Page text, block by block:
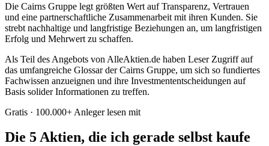
Die Cairns Gruppe legt größten Wert auf Transparenz, Vertrauen
und eine partnerschaftliche Zusammenarbeit mit ihren Kunden. Sie
strebt nachhaltige und langfristige Beziehungen an, um langfristigen
Erfolg und Mehrwert zu schaffen.
Als Teil des Angebots von AlleAktien.de haben Leser Zugriff auf
das umfangreiche Glossar der Cairns Gruppe, um sich so fundiertes
Fachwissen anzueignen und ihre Investmententscheidungen auf
Basis solider Informationen zu treffen.
Gratis · 100.000+ Anleger lesen mit
Die 5 Aktien, die ich gerade selbst kaufe